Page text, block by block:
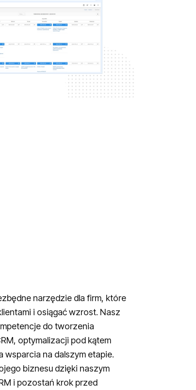
narzędzie dla firm, które
i osiągać wzrost. Nasz
do tworzenia
optymalizacji pod kątem
na dalszym etapie.
biznesu dzięki naszym
i pozostań krok przed